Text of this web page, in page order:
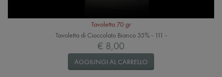
Tavoletta 70 gr
Tavoletta di Cioccolato Bianco 35% - 111 -
€ 8,00
AGGIUNGI AL CARRELLO